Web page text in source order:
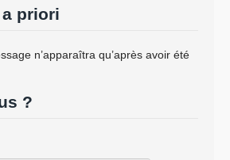
priori
n’apparaîtra qu’après avoir été
?